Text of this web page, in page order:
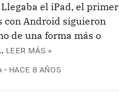
el iPad, el primer
con Android siguieron
de una forma más o
LEER MÁS »
HACE 8 AÑOS